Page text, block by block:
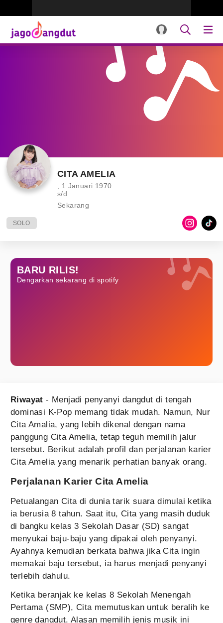
CITA AMELIA
, 1 Januari 1970
s/d
Sekarang
SOLO
BARU RILIS!
Dengarkan sekarang di spotify
Riwayat - Menjadi penyanyi dangdut di tengah
dominasi K-Pop memang tidak mudah. Namun, Nur
Cita Amalia, yang lebih dikenal dengan nama
panggung Cita Amelia, tetap teguh memilih jalur
tersebut. Berikut adalah profil dan perjalanan karier
Cita Amelia yang menarik perhatian banyak orang.
Perjalanan Karier Cita Amelia
Petualangan Cita di dunia tarik suara dimulai ketika
ia berusia 8 tahun. Saat itu, Cita yang masih duduk
di bangku kelas 3 Sekolah Dasar (SD) sangat
menyukai baju-baju yang dipakai oleh penyanyi.
Ayahnya kemudian berkata bahwa jika Cita ingin
memakai baju tersebut, ia harus menjadi penyanyi
terlebih dahulu.
Ketika beranjak ke kelas 8 Sekolah Menengah
Pertama (SMP), Cita memutuskan untuk beralih ke
genre dangdut. Alasan memilih jenis musik ini